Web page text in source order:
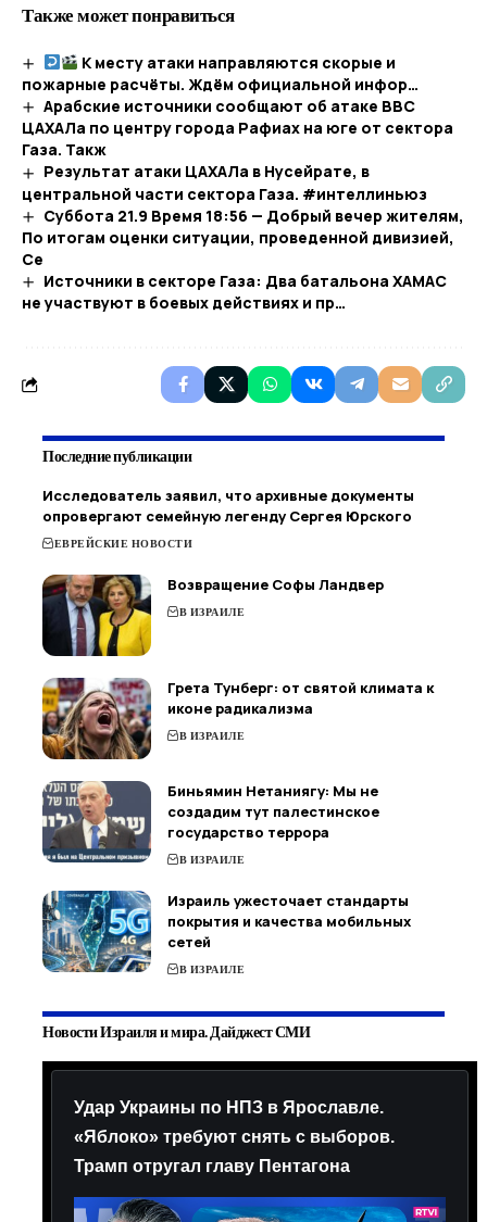
Также может понравиться
К месту атаки направляются скорые и
пожарные расчёты. Ждём официальной инфор…​
Арабские источники сообщают об атаке ВВС
ЦАХАЛа по центру города Рафиах на юге от сектора
Газа. Такж
Результат атаки ЦАХАЛа в Нусейрате, в
центральной части сектора Газа. #интеллиньюз
Суббота 21.9 Время 18:56 — Добрый вечер жителям,
По итогам оценки ситуации, проведенной дивизией,
Се
Источники в секторе Газа: Два батальона ХАМАС
не участвуют в боевых действиях и пр…​
Последние публикации
Исследователь заявил, что архивные документы
опровергают семейную легенду Сергея Юрского
ЕВРЕЙСКИЕ НОВОСТИ
Возвращение Софы Ландвер
В ИЗРАИЛЕ
Грета Тунберг: от святой климата к
иконе радикализма
В ИЗРАИЛЕ
Биньямин Нетаниягу: Мы не
создадим тут палестинское
государство террора
В ИЗРАИЛЕ
Израиль ужесточает стандарты
покрытия и качества мобильных
сетей
В ИЗРАИЛЕ
Новости Израиля и мира. Дайджест СМИ